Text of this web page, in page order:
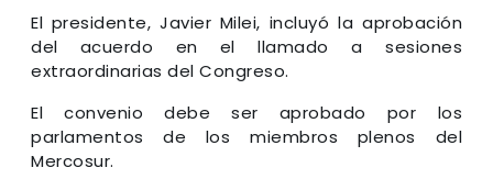
El presidente, Javier Milei, incluyó la aprobación
del acuerdo en el llamado a sesiones
extraordinarias del Congreso.
El convenio debe ser aprobado por los
parlamentos de los miembros plenos del
Mercosur.